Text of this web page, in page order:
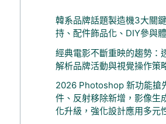
字
韓系品牌話題製造機3大關
持、配件飾品化、DIY參與
經典電影不斷重映的趨勢：
解析品牌活動與視覺操作策
2026 Photoshop 新功能搶
件、反射移除新增，影像生
化升級，強化設計應用多元